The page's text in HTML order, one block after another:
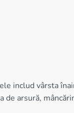
includ vârsta
arsură,